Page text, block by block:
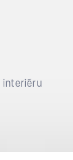
interiéru